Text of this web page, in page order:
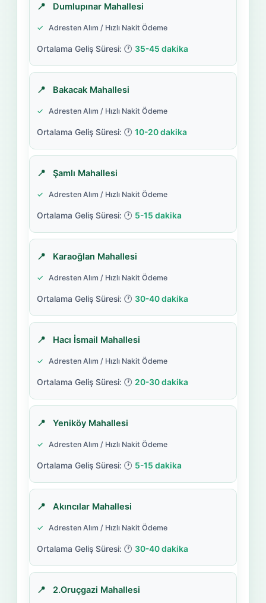
Dumlupınar Mahallesi
Adresten Alım / Hızlı Nakit Ödeme
35-45 dakika
Bakacak Mahallesi
Adresten Alım / Hızlı Nakit Ödeme
10-20 dakika
Şamlı Mahallesi
Adresten Alım / Hızlı Nakit Ödeme
5-15 dakika
Karaoğlan Mahallesi
Adresten Alım / Hızlı Nakit Ödeme
30-40 dakika
Hacı İsmail Mahallesi
Adresten Alım / Hızlı Nakit Ödeme
20-30 dakika
Yeniköy Mahallesi
Adresten Alım / Hızlı Nakit Ödeme
5-15 dakika
Akıncılar Mahallesi
Adresten Alım / Hızlı Nakit Ödeme
30-40 dakika
2.Oruçgazi Mahallesi